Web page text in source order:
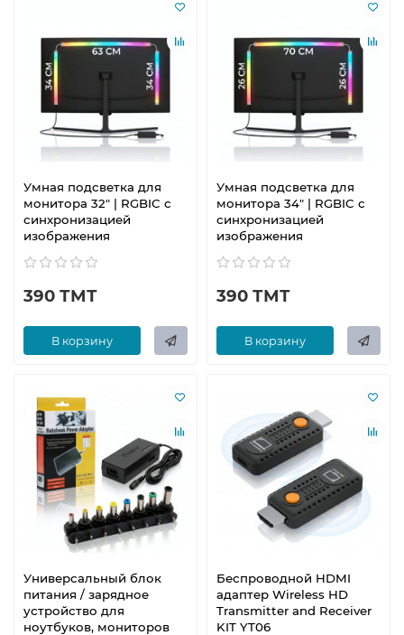
Умная подсветка для
монитора 32" | RGBIC с
синхронизацией
изображения
390 ТМТ
В корзину
Умная подсветка для
монитора 34" | RGBIC с
синхронизацией
изображения
390 ТМТ
В корзину
Универсальный блок
питания / зарядное
устройство для
ноутбуков, мониторов
Беспроводной HDMI
адаптер Wireless HD
Transmitter and Receiver
KIT YT06